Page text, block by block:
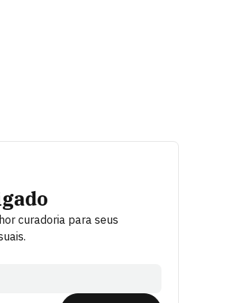
curadoria para seus